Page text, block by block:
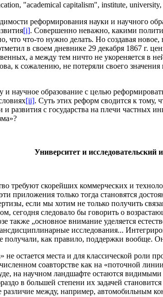
"academical capitalism", institute, university,
реформирования науки и научного
[i]. Совершенно неважно, какими
что что-то нужно делать. Но создавая
в своем дневнике 29 декабря 1867 г.
а между тем ничто не укореняется в
к сожалению, не потеряли своего
и научное образование с целью
[ii]. Суть этих реформ сводится к тому,
развития с государства на плечи частных
Университет и исследовательский
требуют скорейших коммерческих и
приложения только тогда становятся
если мы хотим не только получить
сегодня следовало бы говорить о
также „основное внимание уделяется
исследования...
получали, как правило, поддержки вообще.
остается места и для классической роли
соавторстве как на «поточной
на научном ландшафте остаются
в большей степени их задачей
различие между, например,